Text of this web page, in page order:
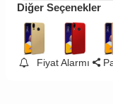
Diğer Seçenekler
Fiyat Alarmı